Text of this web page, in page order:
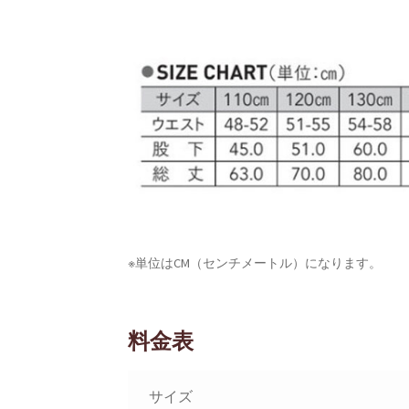
※単位はCM（センチメートル）になります。
料金表
サイズ